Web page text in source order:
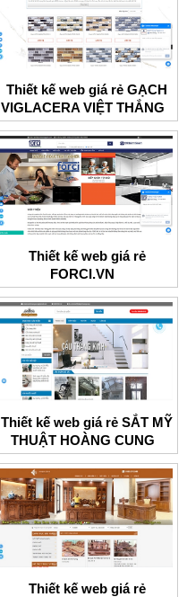
Thiết kế web giá rẻ GẠCH
VIGLACERA VIỆT THẮNG
Thiết kế web giá rẻ
FORCI.VN
Thiết kế web giá rẻ SẮT MỸ
THUẬT HOÀNG CUNG
Thiết kế web giá rẻ